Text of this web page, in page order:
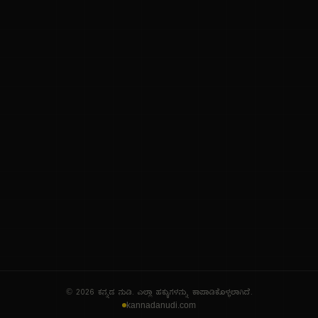
© 2026 ಕನ್ನಡ ನುಡಿ. ಎಲ್ಲಾ ಹಕ್ಕುಗಳನ್ನು ಕಾಪಾಡಿಕೊಳ್ಳಲಾಗಿದೆ.
kannadanudi.com